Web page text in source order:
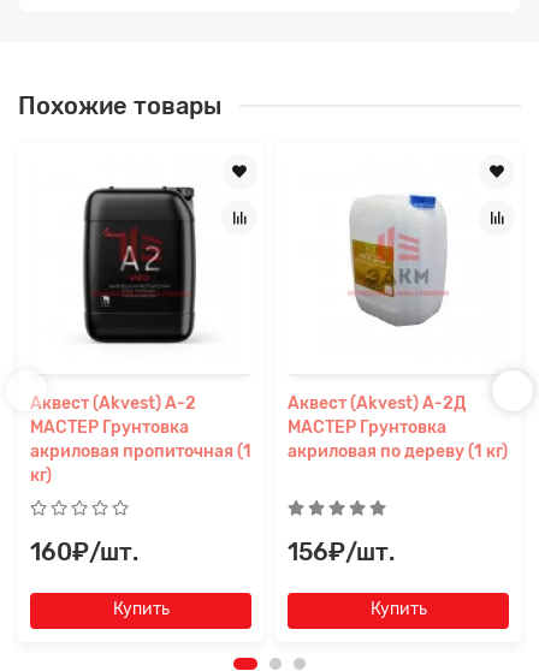
Похожие товары
Аквест (Akvest) А-2
МАСТЕР Грунтовка
акриловая пропиточная (1
кг)
160₽/шт.
Купить
Аквест (Akvest) А-2Д
МАСТЕР Грунтовка
акриловая по дереву (1 кг)
156₽/шт.
Купить